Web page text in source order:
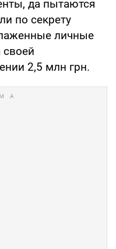
да пытаются
по секрету
личные
своей
2,5 млн грн.